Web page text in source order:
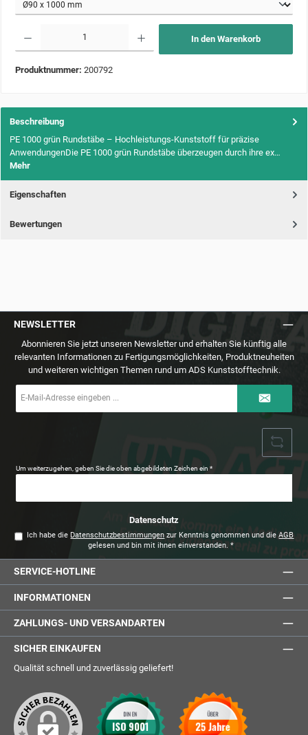
In den Warenkorb
Produktnummer: 200792
Beschreibung
PE 1000 grün Rundstäbe – Hochleistungs-Kunststoff für präzise
AnwendungenDie PE 1000 grün Rundstäbe überzeugen durch ihre ex…
Mehr
Eigenschaften
Bewertungen
NEWSLETTER
Abonnieren Sie jetzt unseren Newsletter und erhalten Sie künftig alle
relevanten Informationen zu Fertigungsmöglichkeiten, Produktneuheiten
und weiteren wichtigen Themen rund um ADS Kunststofftechnik.
Mail-
Um weiterzugehen, geben Sie die oben abgebildeten Zeichen ein*
Datenschutz
Ich habe die Datenschutzbestimmungen zur Kenntnis genommen und dieAGB
gelesen und bin mit ihnen einverstanden. *
SERVICE-HOTLINE
INFORMATIONEN
ZAHLUNGS- UND VERSANDARTEN
SICHER EINKAUFEN
Qualität schnell und zuverlässig geliefert!